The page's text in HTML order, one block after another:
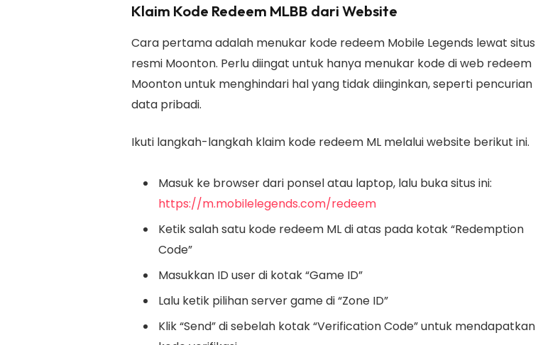
Klaim Kode Redeem MLBB dari Website
Cara pertama adalah menukar kode redeem Mobile Legends lewat situs
resmi Moonton. Perlu diingat untuk hanya menukar kode di web redeem
Moonton untuk menghindari hal yang tidak diinginkan, seperti pencurian
data pribadi.
Ikuti langkah-langkah klaim kode redeem ML melalui website berikut ini.
Masuk ke browser dari ponsel atau laptop, lalu buka situs ini:
https://m.mobilelegends.com/redeem
Ketik salah satu kode redeem ML di atas pada kotak “Redemption
Code”
Masukkan ID user di kotak “Game ID”
Lalu ketik pilihan server game di “Zone ID”
Klik “Send” di sebelah kotak “Verification Code” untuk mendapatkan